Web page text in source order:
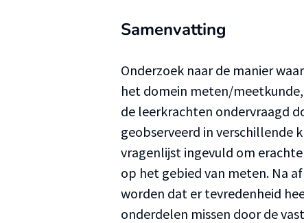
Samenvatting
Onderzoek naar de manier
het domein meten/
de leerkrachten ondervraagd
geobserveerd in verschillende
vragenlijst ingevuld om
op het gebied van meten. Na
worden dat er tevredenheid
onderdelen missen door de